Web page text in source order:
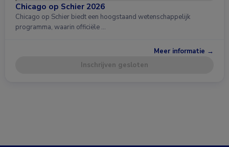
Chicago op Schier 2026
Chicago op Schier biedt een hoogstaand wetenschappelijk
programma, waarin officiële …
Meer informatie →
Inschrijven gesloten